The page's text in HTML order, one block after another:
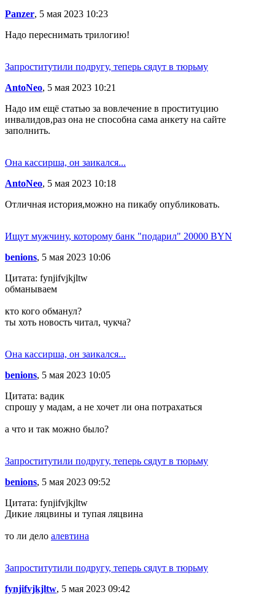
Panzer, 5 мая 2023 10:23
Надо переснимать трилогию!
Запроститутили подругу, теперь сядут в тюрьму
AntoNeo, 5 мая 2023 10:21
Надо им ещё статью за вовлечение в проституцию
инвалидов,раз она не способна сама анкету на сайте
заполнить.
Она кассирша, он заикался...
AntoNeo, 5 мая 2023 10:18
Отличная история,можно на пикабу опубликовать.
Ищут мужчину, которому банк "подарил" 20000 BYN
benions, 5 мая 2023 10:06
Цитата: fynjifvjkjltw
обманываем
кто кого обманул?
ты хоть новость читал, чукча?
Она кассирша, он заикался...
benions, 5 мая 2023 10:05
Цитата: вадик
спрошу у мадам, а не хочет ли она потрахаться
а что и так можно было?
Запроститутили подругу, теперь сядут в тюрьму
benions, 5 мая 2023 09:52
Цитата: fynjifvjkjltw
Дикие ляцвины и тупая ляцвина
то ли дело алевтина
Запроститутили подругу, теперь сядут в тюрьму
fynjifvjkjltw, 5 мая 2023 09:42